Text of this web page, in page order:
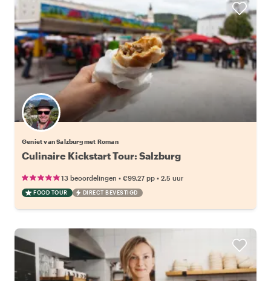
Geniet van Salzburg met Roman
Culinaire Kickstart Tour: Salzburg
13 beoordelingen • €99.27 pp • 2.5 uur
FOOD TOUR DIRECT BEVESTIGD